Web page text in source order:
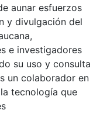
aunar esfuerzos
y divulgación del
e investigadores
su uso y consulta
un colaborador en
tecnología que